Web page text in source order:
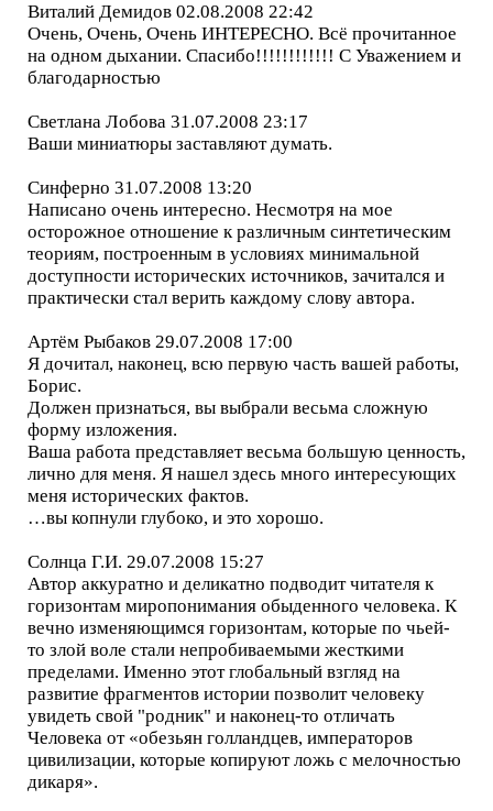
Виталий Демидов 02.08.2008 22:42
Очень, Очень, Очень ИНТЕРЕСНО. Всё прочитанное
на одном дыхании. Спасибо!!!!!!!!!!!! С Уважением и
благодарностью
Светлана Лобова 31.07.2008 23:17
Ваши миниатюры заставляют думать.
Синферно 31.07.2008 13:20
Написано очень интересно. Несмотря на мое
осторожное отношение к различным синтетическим
теориям, построенным в условиях минимальной
доступности исторических источников, зачитался и
практически стал верить каждому слову автора.
Артём Рыбаков 29.07.2008 17:00
Я дочитал, наконец, всю первую часть вашей работы,
Борис.
Должен признаться, вы выбрали весьма сложную
форму изложения.
Ваша работа представляет весьма большую ценность,
лично для меня. Я нашел здесь много интересующих
меня исторических фактов.
…вы копнули глубоко, и это хорошо.
Солнца Г.И. 29.07.2008 15:27
Автор аккуратно и деликатно подводит читателя к
горизонтам миропонимания обыденного человека. К
вечно изменяющимся горизонтам, которые по чьей-
то злой воле стали непробиваемыми жесткими
пределами. Именно этот глобальный взгляд на
развитие фрагментов истории позволит человеку
увидеть свой "родник" и наконец-то отличать
Человека от «обезьян голландцев, императоров
цивилизации, которые копируют ложь с мелочностью
дикаря».